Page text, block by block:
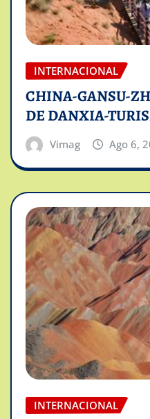
INTERNACIONAL
CHINA-GANSU-
DE DANXIA-
Vimag Ago 6,
INTERNACIONAL